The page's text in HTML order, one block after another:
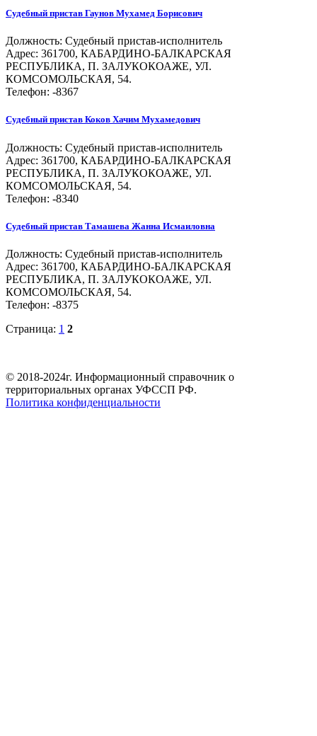
Судебный пристав Гаунов Мухамед Борисович
Должность: Судебный пристав-исполнитель
Адрес: 361700, КАБАРДИНО-БАЛКАРСКАЯ
РЕСПУБЛИКА, П. ЗАЛУКОКОАЖЕ, УЛ.
КОМСОМОЛЬСКАЯ, 54.
Телефон: -8367
Судебный пристав Коков Хачим Мухамедович
Должность: Судебный пристав-исполнитель
Адрес: 361700, КАБАРДИНО-БАЛКАРСКАЯ
РЕСПУБЛИКА, П. ЗАЛУКОКОАЖЕ, УЛ.
КОМСОМОЛЬСКАЯ, 54.
Телефон: -8340
Судебный пристав Тамашева Жанна Исмаиловна
Должность: Судебный пристав-исполнитель
Адрес: 361700, КАБАРДИНО-БАЛКАРСКАЯ
РЕСПУБЛИКА, П. ЗАЛУКОКОАЖЕ, УЛ.
КОМСОМОЛЬСКАЯ, 54.
Телефон: -8375
Страница: 1 2
© 2018-2024г. Информационный справочник о
территориальных органах УФССП РФ.
Политика конфиденциальности